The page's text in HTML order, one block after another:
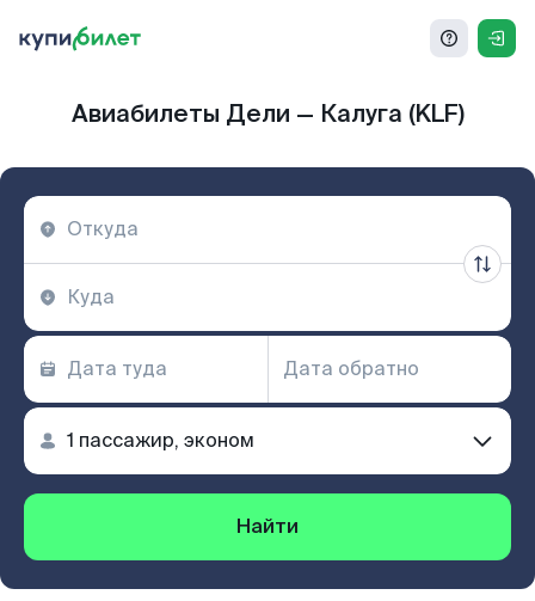
Авиабилеты Дели — Калуга (KLF)
Найти